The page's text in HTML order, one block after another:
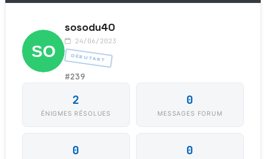
sosodu40
24/06/2023
DÉBUTANT
#239
2
ÉNIGMES RÉSOLUES
0
MESSAGES FORUM
0 0